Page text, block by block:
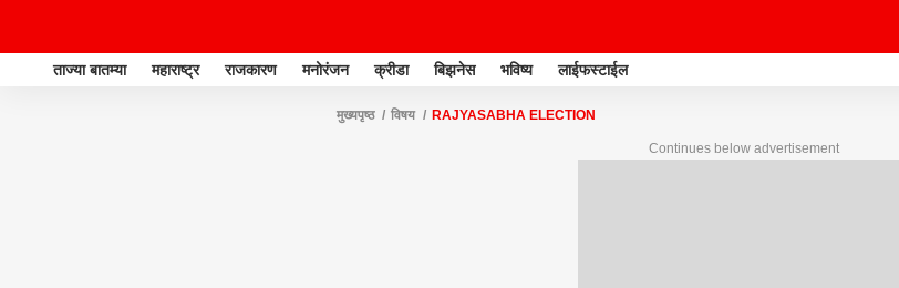
ताज्या बातम्या महाराष्ट्र राजकारण मनोरंजन क्रीडा बिझनेस भविष्य लाईफस्टाईल
मुख्यपृष्ठ विषय RAJYASABHA ELECTION
Continues below advertisement